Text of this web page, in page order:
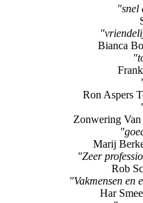
"snel
Bianca
Ron Aspers
Zonwering
Marij
"Zeer
Rob
"Vakmensen en
Har